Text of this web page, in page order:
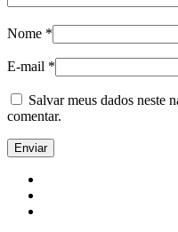
Nome *
E-mail *
Salvar meus dados neste
comentar.